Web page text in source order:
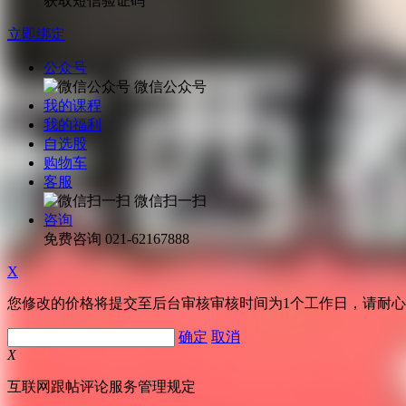
立即绑定
公众号
微信公众号
我的课程
我的福利
自选股
购物车
客服
微信扫一扫
咨询
免费咨询 021-62167888
X
您修改的价格将提交至后台审核审核时间为1个工作日，请耐
确定 取消
X
互联网跟帖评论服务管理规定